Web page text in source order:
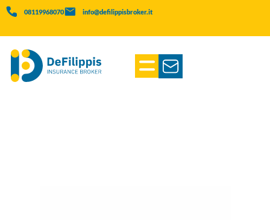
08119968070 info@defilippisbroker.it